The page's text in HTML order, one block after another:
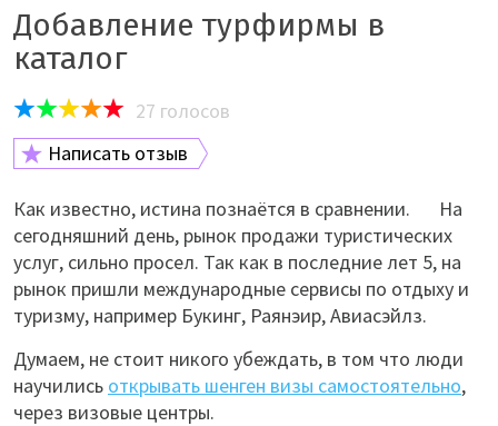
Добавление турфирмы в
каталог
27 голосов
Написать отзыв
Как известно, истина познаётся в сравнении. На
сегодняшний день, рынок продажи туристических
услуг, сильно просел. Так как в последние лет 5, на
рынок пришли международные сервисы по отдыху и
туризму, например Букинг, Раянэир, Авиасэйлз.
Думаем, не стоит никого убеждать, в том что люди
научились открывать шенген визы самостоятельно,
через визовые центры.